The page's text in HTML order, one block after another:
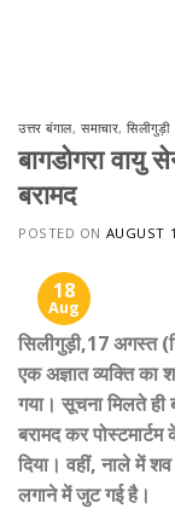
उत्तर बंगाल,समाचार,सिलीगुड़ी
बागडोगरा वायु
बरामद
POSTED ON AUGUST
18
Aug
सिलीगुड़ी,17 अगस्त
एक अज्ञात व्यक्ति का
गया। सूचना मिलते ही
बरामद कर
दिया। वहीं, नाले में
लगाने में जुट गई है।